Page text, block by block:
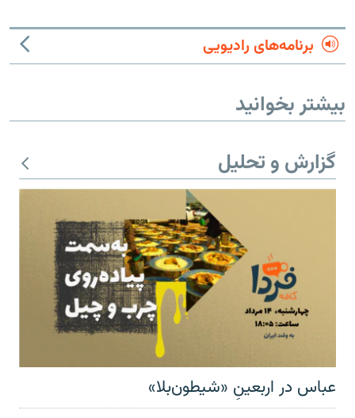
برنامه‌های رادیویی
بیشتر بخوانید
گزارش و تحلیل
عباس در اربعینِ «شیطون‌بلا»